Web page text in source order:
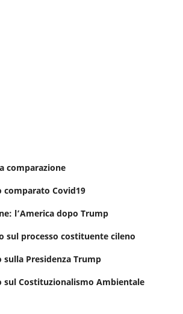
comparazione
comparato Covid19
l’America dopo Trump
sul processo costituente cileno
sulla Presidenza Trump
sul Costituzionalismo Ambientale